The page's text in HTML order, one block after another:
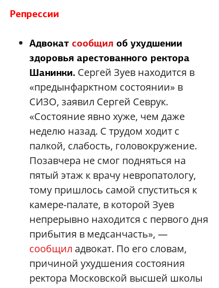
Репрессии
Адвокат сообщил об ухудшении
здоровья арестованного ректора
Шанинки. Сергей Зуев находится в
«предынфарктном состоянии» в
СИЗО, заявил Сергей Севрук.
«Состояние явно хуже, чем даже
неделю назад. С трудом ходит с
палкой, слабость, головокружение.
Позавчера не смог подняться на
пятый этаж к врачу невропатологу,
тому пришлось самой спуститься к
камере-палате, в которой Зуев
непрерывно находится с первого дня
прибытия в медсанчасть», —
сообщил адвокат. По его словам,
причиной ухудшения состояния
ректора Московской высшей школы